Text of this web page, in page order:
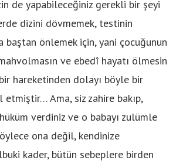
de yapabileceğiniz gerekli bir şeyi
dizini dövmemek, testinin
baştan önlemek için, yani çocuğunun
ve ebedî hayatı ölmesin
hareketinden dolayı böyle bir
etmiştir… Ama, siz zahire bakıp,
verdiniz ve o babayı zulümle
ona değil, kendinize
kader, bütün sebeplere birden